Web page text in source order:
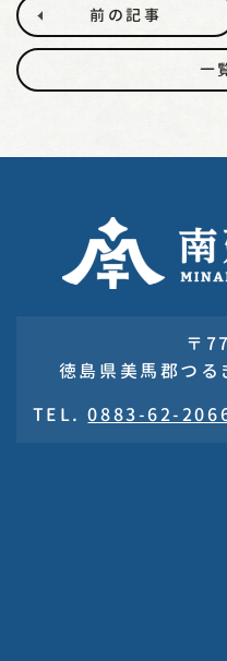
前の記事
一
〒
徳島県美馬郡つ
TEL.0883-62-